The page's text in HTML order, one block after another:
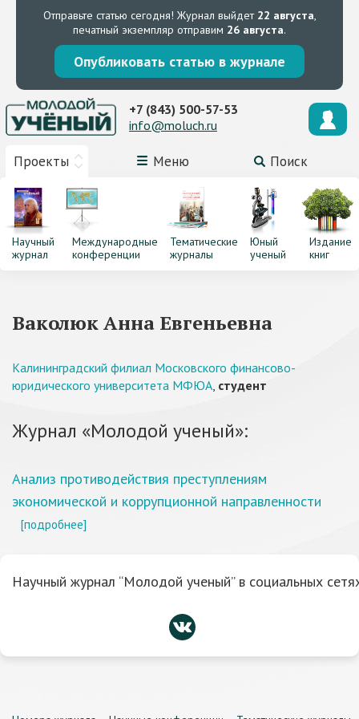
Отправьте статью сегодня! Журнал выйдет 22 августа,
печатный экземпляр отправим 26 августа.
Опубликовать статью в журнале
Проекты Меню Поиск
+7 (843) 500-57-53
info@moluch.ru
Научный
журнал
Международные
конференции
Тематические
журналы
Юный
ученый
Издание
книг
Ваколюк Анна Евгеньевна
Калининградский филиал Московского финансово-
юридического университета МФЮА, студент
Журнал «Молодой ученый»:
Анализ противодействия преступлениям
экономической и коррупционной направленности
[подробнее]
Научный журнал “Молодой ученый” в социальных